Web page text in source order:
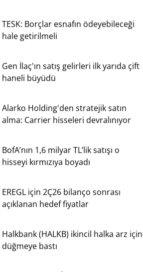
TESK: Borçlar esnafın ödeyebileceği
hale getirilmeli
Gen İlaç'ın satış gelirleri ilk yarıda çift
haneli büyüdü
Alarko Holding'den stratejik satın
alma: Carrier hisseleri devralınıyor
BofA’nın 1,6 milyar TL’lik satışı o
hisseyi kırmızıya boyadı
EREGL için 2Ç26 bilanço sonrası
açıklanan hedef fiyatlar
Halkbank (HALKB) ikincil halka arz için
düğmeye bastı